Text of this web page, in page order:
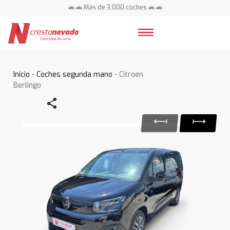
🚗 🚗 Más de 3.000 coches 🚗 🚗
Inicio -Coches segunda mano - Citroen
Berlingo
Share